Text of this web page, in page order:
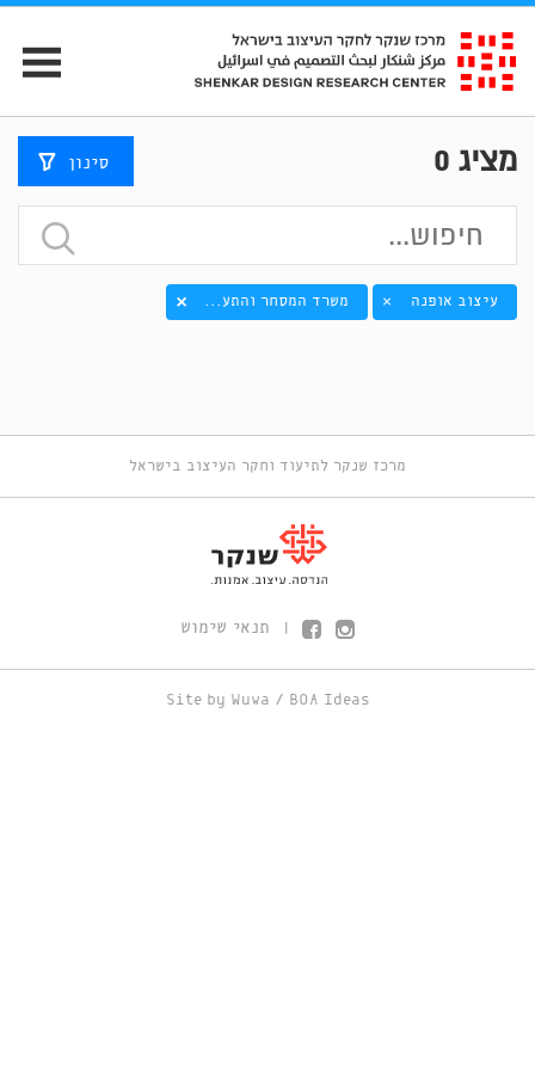
מציג 0 סינון
עיצוב אופנה × משרד המסחר והתע...
מרכז שנקר לתיעוד וחקר העיצוב בישראל
תנאי שימוש
Site by Wuwa / BOA Ideas